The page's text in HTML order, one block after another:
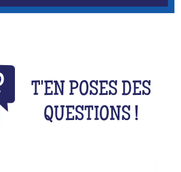
T'EN POSES DES
QUESTIONS !